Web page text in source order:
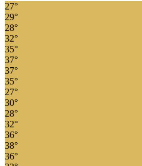
27°
29°
28°
32°
35°
37°
37°
35°
27°
30°
28°
32°
36°
38°
36°